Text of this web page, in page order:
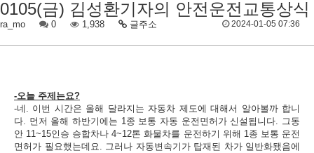
0105(금) 김성환기자의 안전운전교통상식
ra_mo 0 1,938 글주소 2024-01-05 07:36
-오늘 주제는요?
-네. 이번 시간은 올해 달라지는 자동차 제도에 대해서 알아볼까 합니
다. 먼저 올해 하반기에는 1종 보통 자동 운전면허가 신설됩니다. 그동
안 11~15인승 승합차나 4~12톤 화물차를 운전하기 위해 1종 보통 운전
면허가 필요했는데요. 그러나 자동변속기가 탑재된 차가 일반화됐음에